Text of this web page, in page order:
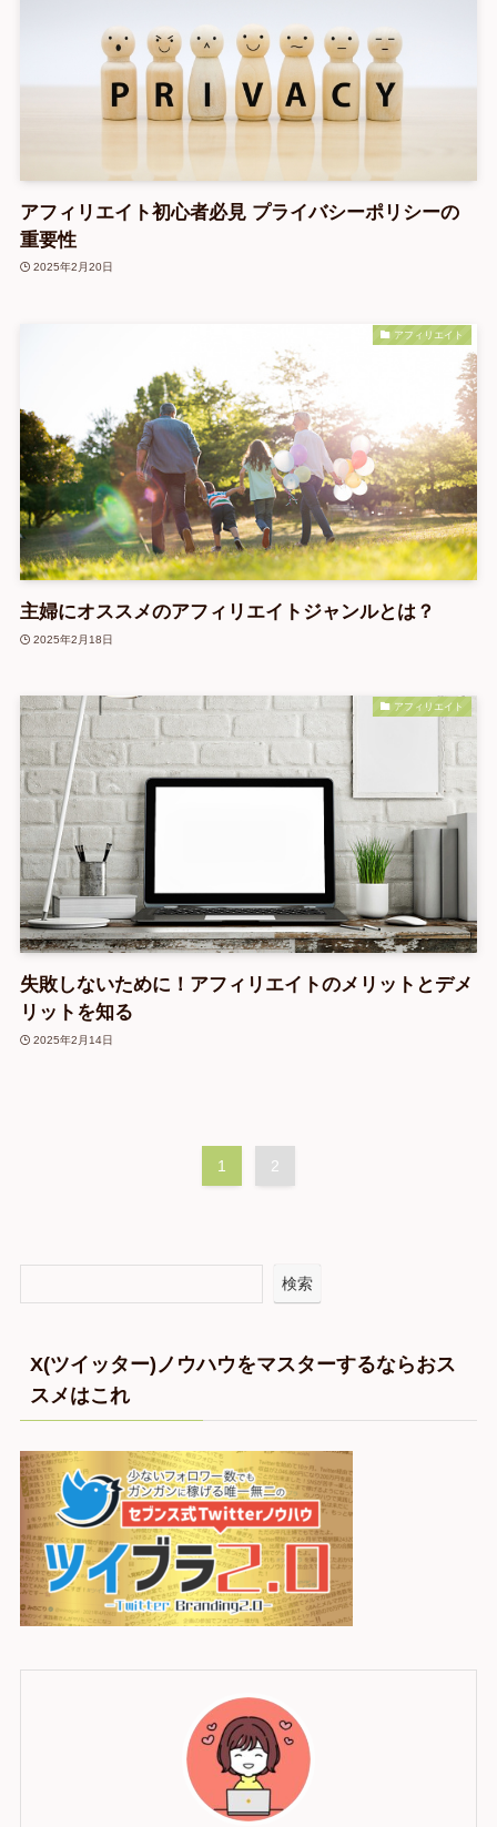
アフィリエイト初心者必見 プライバシーポリシーの
重要性
2025年2月20日
アフィリエイト
主婦にオススメのアフィリエイトジャンルとは？
2025年2月18日
アフィリエイト
失敗しないために！アフィリエイトのメリットとデメ
リットを知る
2025年2月14日
1 2
検索
X(ツイッター)ノウハウをマスターするならおス
スメはこれ